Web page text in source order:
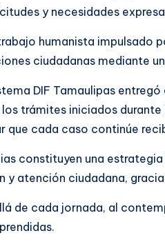
y necesidades
humanista impulsado
ciudadanas mediante
DIF Tamaulipas
trámites iniciados
que cada caso continúe
constituyen una
y atención ciudadana,
de cada jornada, al